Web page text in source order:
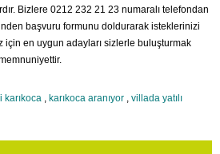
Bizlere 0212 232 21 23 numaralı telefondan
başvuru formunu doldurarak isteklerinizi
için en uygun adayları sizlerle buluşturmak
karıkoca , karıkoca aranıyor , villada yatılı